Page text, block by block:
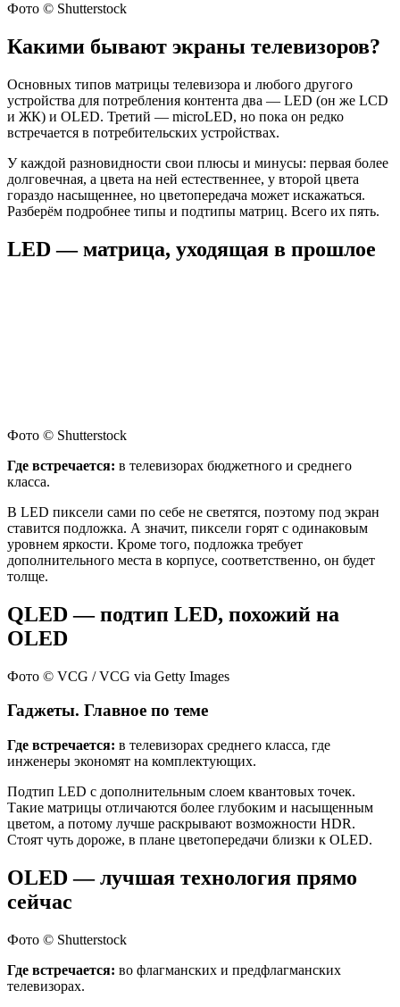
Фото © Shutterstock
Какими бывают экраны телевизоров?
Основных типов матрицы телевизора и любого другого
устройства для потребления контента два — LED (он же LCD
и ЖК) и OLED. Третий — microLED, но пока он редко
встречается в потребительских устройствах.
У каждой разновидности свои плюсы и минусы: первая более
долговечная, а цвета на ней естественнее, у второй цвета
гораздо насыщеннее, но цветопередача может искажаться.
Разберём подробнее типы и подтипы матриц. Всего их пять.
LED — матрица, уходящая в прошлое
Фото © Shutterstock
Где встречается: в телевизорах бюджетного и среднего
класса.
В LED пиксели сами по себе не светятся, поэтому под экран
ставится подложка. А значит, пиксели горят с одинаковым
уровнем яркости. Кроме того, подложка требует
дополнительного места в корпусе, соответственно, он будет
толще.
QLED — подтип LED, похожий на
OLED
Фото © VCG / VCG via Getty Images
Гаджеты. Главное по теме
Где встречается: в телевизорах среднего класса, где
инженеры экономят на комплектующих.
Подтип LED с дополнительным слоем квантовых точек.
Такие матрицы отличаются более глубоким и насыщенным
цветом, а потому лучше раскрывают возможности HDR.
Стоят чуть дороже, в плане цветопередачи близки к OLED.
OLED — лучшая технология прямо
сейчас
Фото © Shutterstock
Где встречается: во флагманских и предфлагманских
телевизорах.